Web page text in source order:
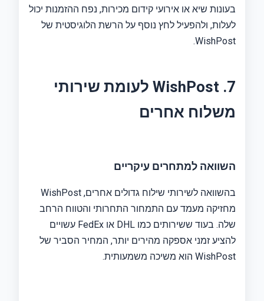
בעונות שיא או אירועי קידום מכירות, נפח ההזמנות יכול
לעלות, ולהפעיל לחץ נוסף על הרשת הלוגיסטית של
WishPost.
7. WishPost לעומת שירותי
משלוח אחרים
השוואה למתחרים עיקריים
בהשוואה לשירותי שילוח גדולים אחרים, WishPost
מחזיקה מעמד עם התמחור התחרותי והטווח הרחב
שלה. בעוד ששירותים כמו DHL או FedEx עשויים
להציע זמני אספקה ​​מהירים יותר, המחיר הסביר של
WishPost הוא משיכה משמעותית.